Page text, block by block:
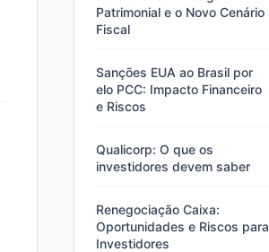
Patrimonial e o Novo Cenário
Fiscal
Sanções EUA ao Brasil por
elo PCC: Impacto Financeiro
e Riscos
Qualicorp: O que os
investidores devem saber
Renegociação Caixa:
Oportunidades e Riscos para
Investidores